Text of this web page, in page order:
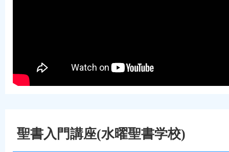
聖書入門講座(水曜聖書学校)